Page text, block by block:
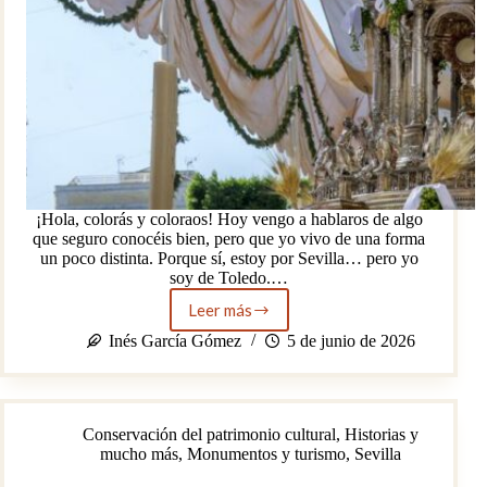
¡Hola, colorás y coloraos! Hoy vengo a hablaros de algo
que seguro conocéis bien, pero que yo vivo de una forma
un poco distinta. Porque sí, estoy por Sevilla… pero yo
soy de Toledo.…
Leer más
Del
silencio
Toledo
a
alegría
andaluza:
Inés García Gómez 5 de junio de 2026
Conservación del patrimonio cultural,Historias y
mucho más,Monumentos y turismo, Sevilla